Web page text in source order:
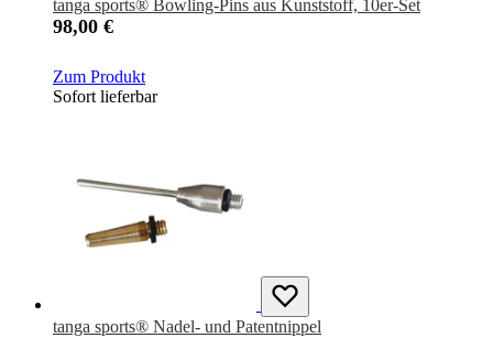
tanga sports® Bowling-Pins aus Kunststoff, 10er-Set
98,00 €
Zum Produkt
Sofort lieferbar
tanga sports® Nadel- und Patentnippel